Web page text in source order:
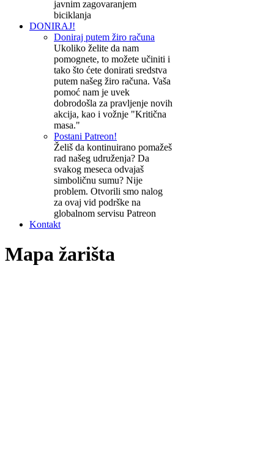
javnim zagovaranjem
biciklanja
DONIRAJ!
Doniraj putem žiro računa
Ukoliko želite da nam
pomognete, to možete učiniti i
tako što ćete donirati sredstva
putem našeg žiro računa. Vaša
pomoć nam je uvek
dobrodošla za pravljenje novih
akcija, kao i vožnje "Kritična
masa."
Postani Patreon!
Želiš da kontinuirano pomažeš
rad našeg udruženja? Da
svakog meseca odvajaš
simboličnu sumu? Nije
problem. Otvorili smo nalog
za ovaj vid podrške na
globalnom servisu Patreon
Kontakt
Mapa žarišta